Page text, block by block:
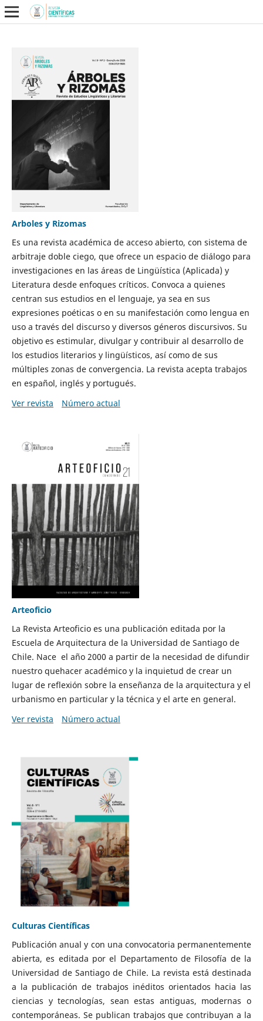
Arboles y Rizomas
Es una revista académica de acceso abierto, con sistema de
arbitraje doble ciego, que ofrece un espacio de diálogo para
investigaciones en las áreas de Lingüística (Aplicada) y
Literatura desde enfoques críticos. Convoca a quienes
centran sus estudios en el lenguaje, ya sea en sus
expresiones poéticas o en su manifestación como lengua en
uso a través del discurso y diversos géneros discursivos. Su
objetivo es estimular, divulgar y contribuir al desarrollo de
los estudios literarios y lingüísticos, así como de sus
múltiples zonas de convergencia. La revista acepta trabajos
en español, inglés y portugués.
Ver revista
Número actual
Arteoficio
La Revista Arteoficio es una publicación editada por la
Escuela de Arquitectura de la Universidad de Santiago de
Chile. Nace el año 2000 a partir de la necesidad de difundir
nuestro quehacer académico y la inquietud de crear un
lugar de reflexión sobre la enseñanza de la arquitectura y el
urbanismo en particular y la técnica y el arte en general.
Ver revista
Número actual
Culturas Científicas
Publicación anual y con una convocatoria permanentemente
abierta, es editada por el Departamento de Filosofía de la
Universidad de Santiago de Chile. La revista está destinada
a la publicación de trabajos inéditos orientados hacia las
ciencias y tecnologías, sean estas antiguas, modernas o
contemporáneas. Se publican trabajos que contribuyan a la